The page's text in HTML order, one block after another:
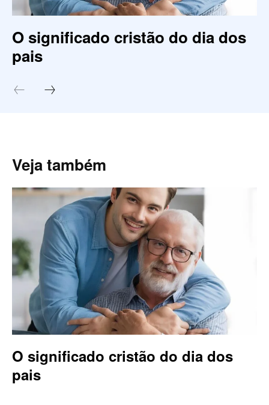
O significado cristão do dia dos
pais
Veja também
O significado cristão do dia dos
pais